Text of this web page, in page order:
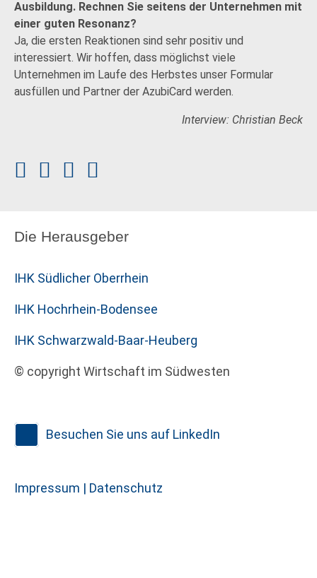
Ausbildung. Rechnen Sie seitens der Unternehmen mit
einer guten Resonanz?
Ja, die ersten Reaktionen sind sehr positiv und
interessiert. Wir hoffen, dass möglichst viele
Unternehmen im Laufe des Herbstes unser Formular
ausfüllen und Partner der AzubiCard werden.
Interview: Christian Beck
Die Herausgeber
IHK Südlicher Oberrhein
IHK Hochrhein-Bodensee
IHK Schwarzwald-Baar-Heuberg
© copyright Wirtschaft im Südwesten
Besuchen Sie uns auf LinkedIn
Impressum | Datenschutz